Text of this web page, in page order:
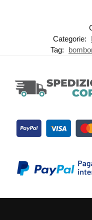
Categorie:
Tag: